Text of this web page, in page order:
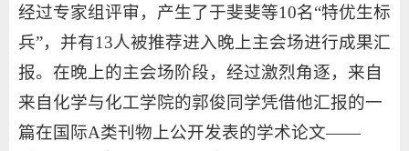
经过专家组评审，产生了于斐斐等10名“特优生标
兵”，并有13人被推荐进入晚上主会场进行成果汇
报。在晚上的主会场阶段，经过激烈角逐，来自
来自化学与化工学院的郭俊同学凭借他汇报的一
篇在国际A类刊物上公开发表的学术论文——